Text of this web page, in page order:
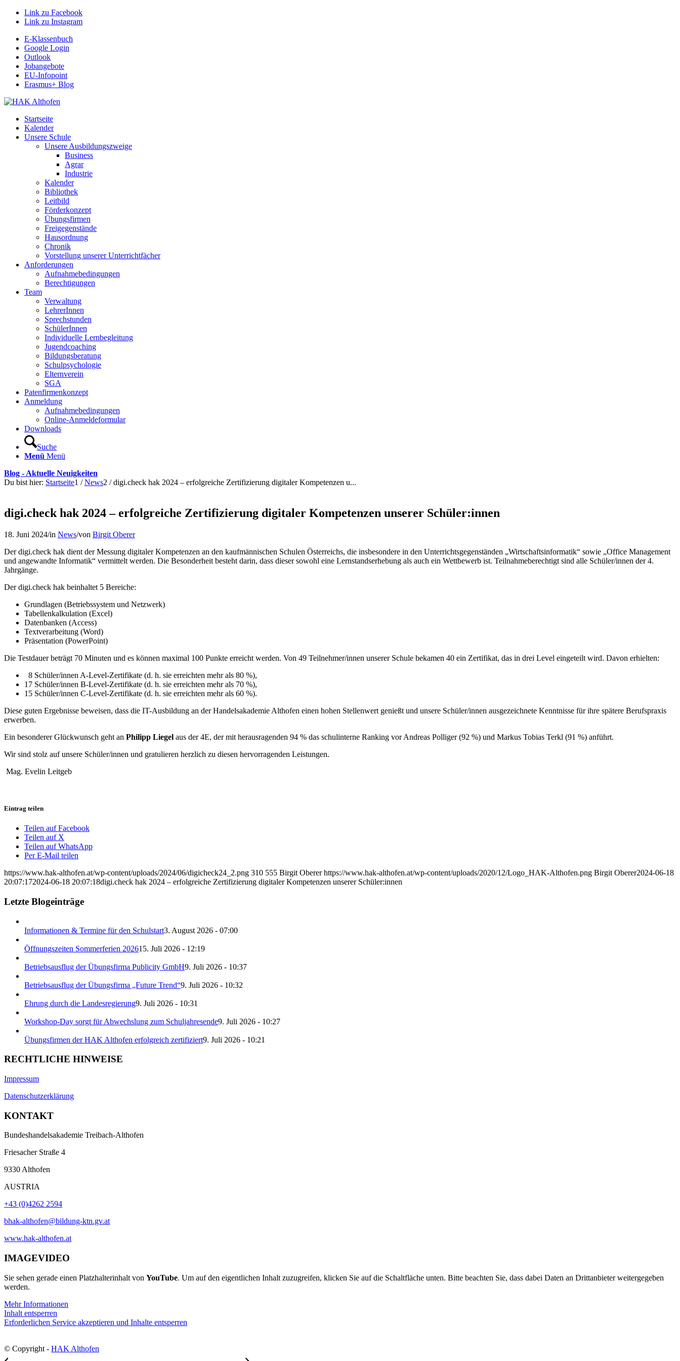
Link zu Facebook
Link zu Instagram
E-Klassenbuch
Google Login
Outlook
Jobangebote
EU-Infopoint
Erasmus+ Blog
Startseite
Kalender
Unsere Schule
Unsere Ausbildungszweige
Business
Agrar
Industrie
Kalender
Bibliothek
Leitbild
Förderkonzept
Übungsfirmen
Freigegenstände
Hausordnung
Chronik
Vorstellung unserer Unterrichtfächer
Anforderungen
Aufnahmebedingungen
Berechtigungen
Team
Verwaltung
LehrerInnen
Sprechstunden
SchülerInnen
Individuelle Lernbegleitung
Jugendcoaching
Bildungsberatung
Schulpsychologie
Elternverein
SGA
Patenfirmenkonzept
Anmeldung
Aufnahmebedingungen
Online-Anmeldeformular
Downloads
Suche
Menü Menü
Blog - Aktuelle Neuigkeiten
Du bist hier: Startseite1 / News2 / digi.check hak 2024 – erfolgreiche Zertifizierung digitaler Kompetenzen u...
digi.check hak 2024 – erfolgreiche Zertifizierung digitaler Kompetenzen unserer Schüler:innen
18. Juni 2024/in News/von Birgit Oberer
Der digi.check hak dient der Messung digitaler Kompetenzen an den kaufmännischen Schulen Österreichs, die insbesondere in den Unterrichtsgegenständen „Wirtschaftsinformatik“ sowie „Office Management
und angewandte Informatik“ vermittelt werden. Die Besonderheit besteht darin, dass dieser sowohl eine Lernstandserhebung als auch ein Wettbewerb ist. Teilnahmeberechtigt sind alle Schüler/innen der 4.
Jahrgänge.
Der digi.check hak beinhaltet 5 Bereiche:
Grundlagen (Betriebssystem und Netzwerk)
Tabellenkalkulation (Excel)
Datenbanken (Access)
Textverarbeitung (Word)
Präsentation (PowerPoint)
Die Testdauer beträgt 70 Minuten und es können maximal 100 Punkte erreicht werden. Von 49 Teilnehmer/innen unserer Schule bekamen 40 ein Zertifikat, das in drei Level eingeteilt wird. Davon erhielten:
8 Schüler/innen A-Level-Zertifikate (d. h. sie erreichten mehr als 80 %),
17 Schüler/innen B-Level-Zertifikate (d. h. sie erreichten mehr als 70 %),
15 Schüler/innen C-Level-Zertifikate (d. h. sie erreichten mehr als 60 %).
Diese guten Ergebnisse beweisen, dass die IT-Ausbildung an der Handelsakademie Althofen einen hohen Stellenwert genießt und unsere Schüler/innen ausgezeichnete Kenntnisse für ihre spätere Berufspraxis
erwerben.
Ein besonderer Glückwunsch geht an Philipp Liegel aus der 4E, der mit herausragenden 94 % das schulinterne Ranking vor Andreas Polliger (92 %) und Markus Tobias Terkl (91 %) anführt.
Wir sind stolz auf unsere Schüler/innen und gratulieren herzlich zu diesen hervorragenden Leistungen.
Mag. Evelin Leitgeb
Eintrag teilen
Teilen auf Facebook
Teilen auf X
Teilen auf WhatsApp
Per E-Mail teilen
https://www.hak-althofen.at/wp-content/uploads/2024/06/digicheck24_2.png 310 555 Birgit Oberer https://www.hak-althofen.at/wp-content/uploads/2020/12/Logo_HAK-Althofen.png Birgit Oberer2024-06-18
20:07:172024-06-18 20:07:18digi.check hak 2024 – erfolgreiche Zertifizierung digitaler Kompetenzen unserer Schüler:innen
Letzte Blogeinträge
Informationen & Termine für den Schulstart3. August 2026 - 07:00
Öffnungszeiten Sommerferien 202615. Juli 2026 - 12:19
Betriebsausflug der Übungsfirma Publicity GmbH9. Juli 2026 - 10:37
Betriebsausflug der Übungsfirma „Future Trend“9. Juli 2026 - 10:32
Ehrung durch die Landesregierung9. Juli 2026 - 10:31
Workshop-Day sorgt für Abwechslung zum Schuljahresende9. Juli 2026 - 10:27
Übungsfirmen der HAK Althofen erfolgreich zertifiziert9. Juli 2026 - 10:21
RECHTLICHE HINWEISE
Impressum
Datenschutzerklärung
KONTAKT
Bundeshandelsakademie Treibach-Althofen
Friesacher Straße 4
9330 Althofen
AUSTRIA
+43 (0)4262 2594
bhak-althofen@bildung-ktn.gv.at
www.hak-althofen.at
IMAGEVIDEO
Sie sehen gerade einen Platzhalterinhalt von YouTube. Um auf den eigentlichen Inhalt zuzugreifen, klicken Sie auf die Schaltfläche unten. Bitte beachten Sie, dass dabei Daten an Drittanbieter weitergegeben
werden.
Mehr Informationen
Inhalt entsperren
Erforderlichen Service akzeptieren und Inhalte entsperren
© Copyright - HAK Althofen